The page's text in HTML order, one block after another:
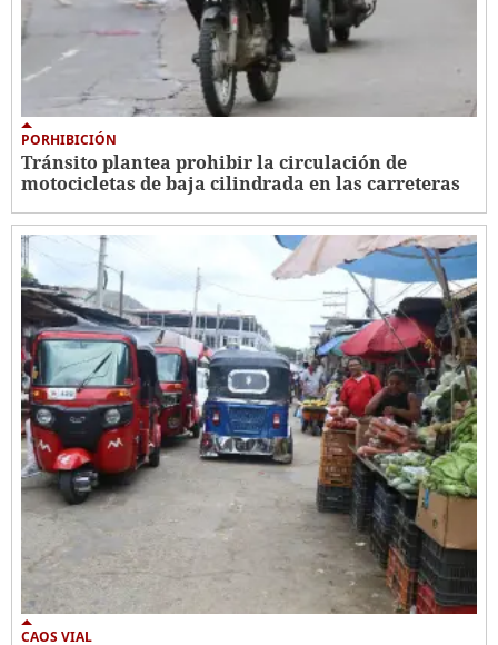
PORHIBICIÓN
Tránsito plantea prohibir la circulación de
motocicletas de baja cilindrada en las carreteras
CAOS VIAL